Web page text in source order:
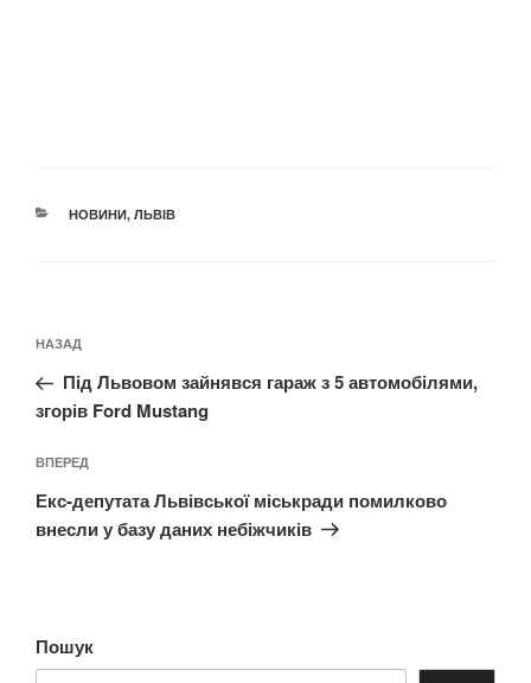
КАТЕГОРІЇ
НОВИНИ, ЛЬВІВ
записів
Попередній
запис:
НАЗАД
Під Львовом зайнявся гараж з 5 автомобілями,
згорів Ford Mustang
Наступний
запис
ВПЕРЕД
Екс-депутата Львівської міськради помилково
внесли у базу даних небіжчиків
Пошук